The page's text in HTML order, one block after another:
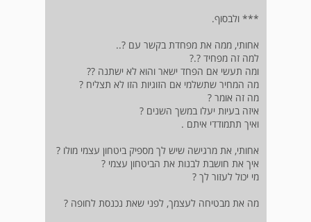
*** ולבסוף.
אחותי, ממה את מפחדת בקשר עם ?..
למה זה מפחיד ?.?
ומה תעשי אם הפחד ישאר והוא לא ישתנה ??
מה המחיר שתשלמי אם הזוגיות הזו לא תצליח ?
מה זה אומר ?
איזה בעיות יעלו במשך השנים ?
ואיך תתמודדי איתם .
אחותי, את מרגישה שיש לך מספיק ביטחון עצמי מולו ?
איך את חושבת לבנות את הביטחון עצמי ?
מי יכול לעזור לך ?
מה את מבטיחה לעצמך, לפני שאת נכנסת לחופה ?